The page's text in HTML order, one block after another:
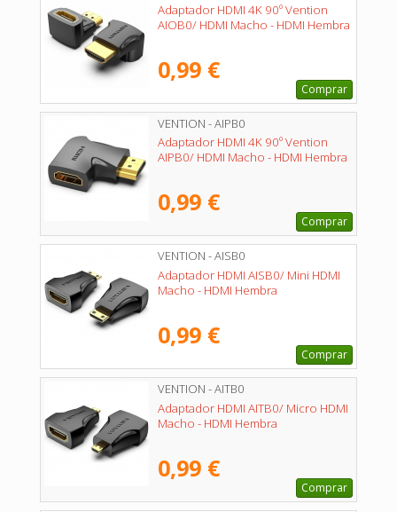
Adaptador HDMI 4K 90º Vention
AIOB0/ HDMI Macho - HDMI Hembra
0,99 €
Comprar
VENTION - AIPB0
Adaptador HDMI 4K 90º Vention
AIPB0/ HDMI Macho - HDMI Hembra
0,99 €
Comprar
VENTION - AISB0
Adaptador HDMI AISB0/ Mini HDMI
Macho - HDMI Hembra
0,99 €
Comprar
VENTION - AITB0
Adaptador HDMI AITB0/ Micro HDMI
Macho - HDMI Hembra
0,99 €
Comprar